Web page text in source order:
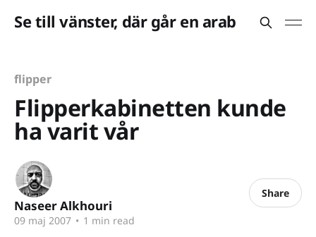
Se till vänster, där går en arab
flipper
Flipperkabinetten kunde
ha varit vår
Naseer Alkhouri
09 maj 2007 • 1 min read
Share